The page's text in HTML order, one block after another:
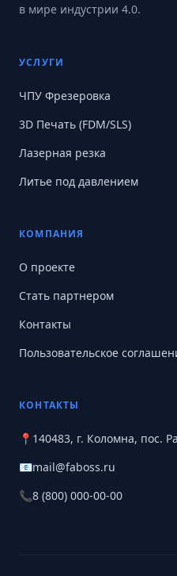
в мире индустрии 4.0.
УСЛУГИ
ЧПУ Фрезеровка
3D Печать (FDM/SLS)
Лазерная резка
Литье под давлением
КОМПАНИЯ
О проекте
Стать партнером
Контакты
Пользовательское
КОНТАКТЫ
📍 140483, г. Коломна, пос.
📧mail@faboss.ru
📞8 (800) 000-00-00